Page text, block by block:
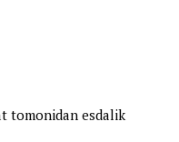
tomonidan esdalik